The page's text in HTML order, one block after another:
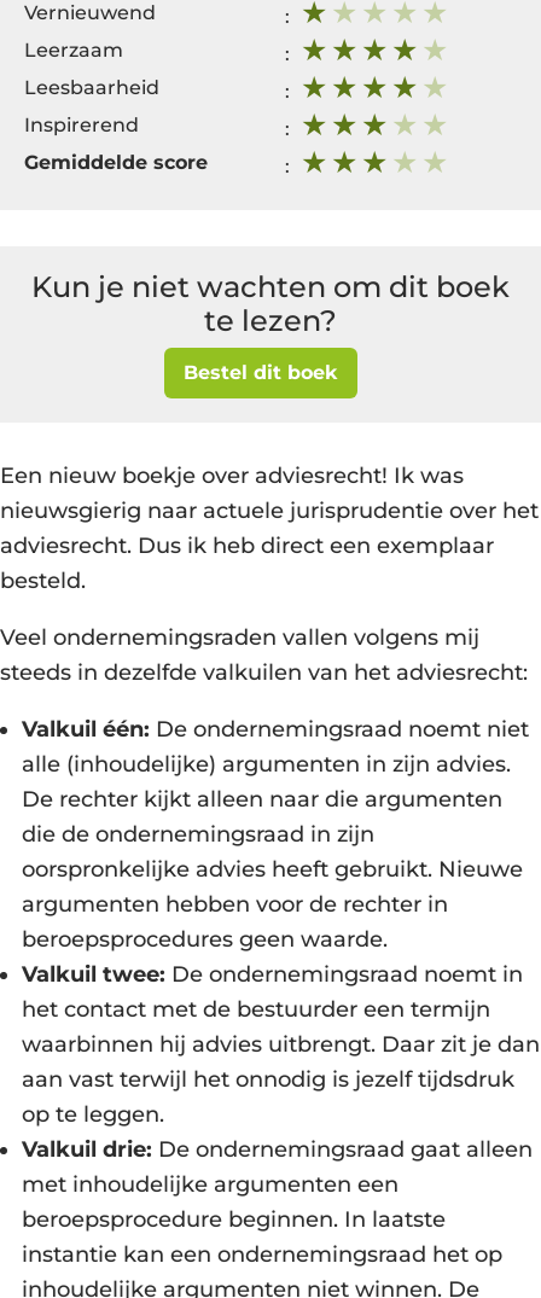
Vernieuwend
:
Leerzaam
:
Leesbaarheid
:
Inspirerend
:
Gemiddelde score
:
Kun je niet wachten om dit boek
te lezen?
Bestel dit boek
Een nieuw boekje over adviesrecht! Ik was
nieuwsgierig naar actuele jurisprudentie over het
adviesrecht. Dus ik heb direct een exemplaar
besteld.
Veel ondernemingsraden vallen volgens mij
steeds in dezelfde valkuilen van het adviesrecht:
Valkuil één: De ondernemingsraad noemt niet
alle (inhoudelijke) argumenten in zijn advies.
De rechter kijkt alleen naar die argumenten
die de ondernemingsraad in zijn
oorspronkelijke advies heeft gebruikt. Nieuwe
argumenten hebben voor de rechter in
beroepsprocedures geen waarde.
Valkuil twee: De ondernemingsraad noemt in
het contact met de bestuurder een termijn
waarbinnen hij advies uitbrengt. Daar zit je dan
aan vast terwijl het onnodig is jezelf tijdsdruk
op te leggen.
Valkuil drie: De ondernemingsraad gaat alleen
met inhoudelijke argumenten een
beroepsprocedure beginnen. In laatste
instantie kan een ondernemingsraad het op
inhoudelijke argumenten niet winnen. De